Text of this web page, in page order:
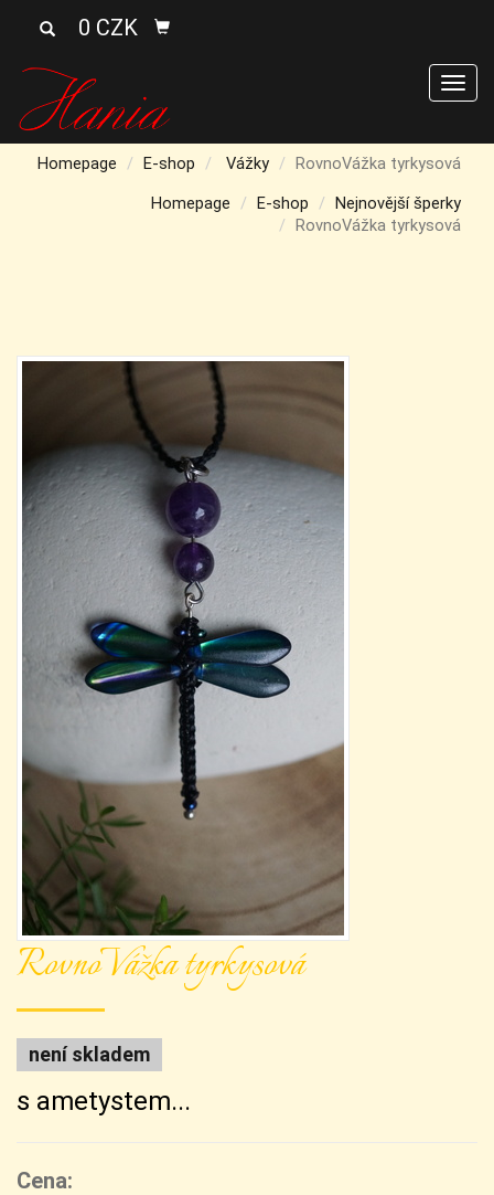
0 CZK
Homepage E-shop Vážky
RovnoVážka tyrkysová
Homepage
E-shop
Nejnovější šperky
RovnoVážka tyrkysová
RovnoVážka tyrkysová
není skladem
s ametystem...
Cena: